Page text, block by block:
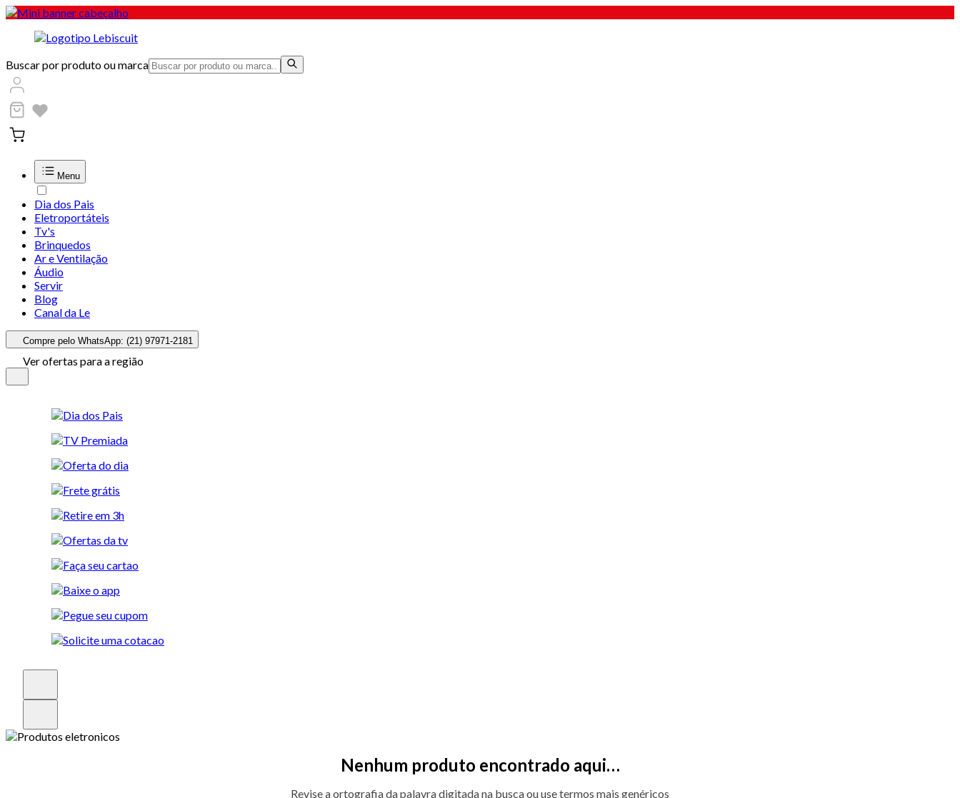
Buscar por produto ou marca
Menu
Dia dos Pais
Eletroportáteis
Tv's
Brinquedos
Ar e Ventilação
Áudio
Servir
Blog
Canal da Le
Compre pelo WhatsApp: (21) 97971-2181
Ver ofertas para a região
Nenhum produto encontrado aqui…
Revise a ortografia da palavra digitada na busca ou use termos mais genéricos